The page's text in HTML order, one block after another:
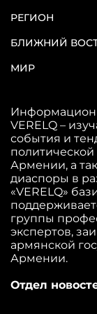
РЕГИОН
БЛИЖНИЙ
МИР
VERELQ –
события и
Армении, а
диаспоры в
«VERELQ»
группы
экспертов,
армянской
Армении.
Отдел